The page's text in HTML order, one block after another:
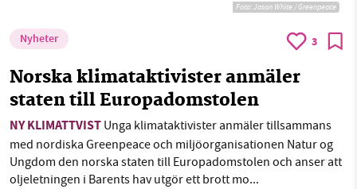
Foto:Jason White / Greenpeace
Nyheter 3
Norska klimataktivister anmäler
staten till Europadomstolen
NY KLIMATTVIST Unga klimataktivister anmäler tillsammans
med nordiska Greenpeace och miljöorganisationen Natur og
Ungdom den norska staten till Europadomstolen och anser att
oljeletningen i Barents hav utgör ett brott mo...